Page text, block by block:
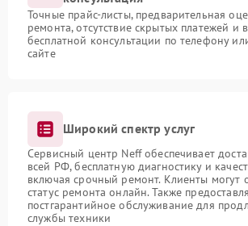
Точные прайс-листы, предварительная
ремонта, отсутствие скрытых платежей и
бесплатной консультации по телефону
сайте
Широкий спектр услуг
Сервисный центр Neff обеспечивает
всей РФ, бесплатную диагностику и
включая срочный ремонт. Клиенты могут
статус ремонта онлайн. Также
постгарантийное обслуживание для
службы техники